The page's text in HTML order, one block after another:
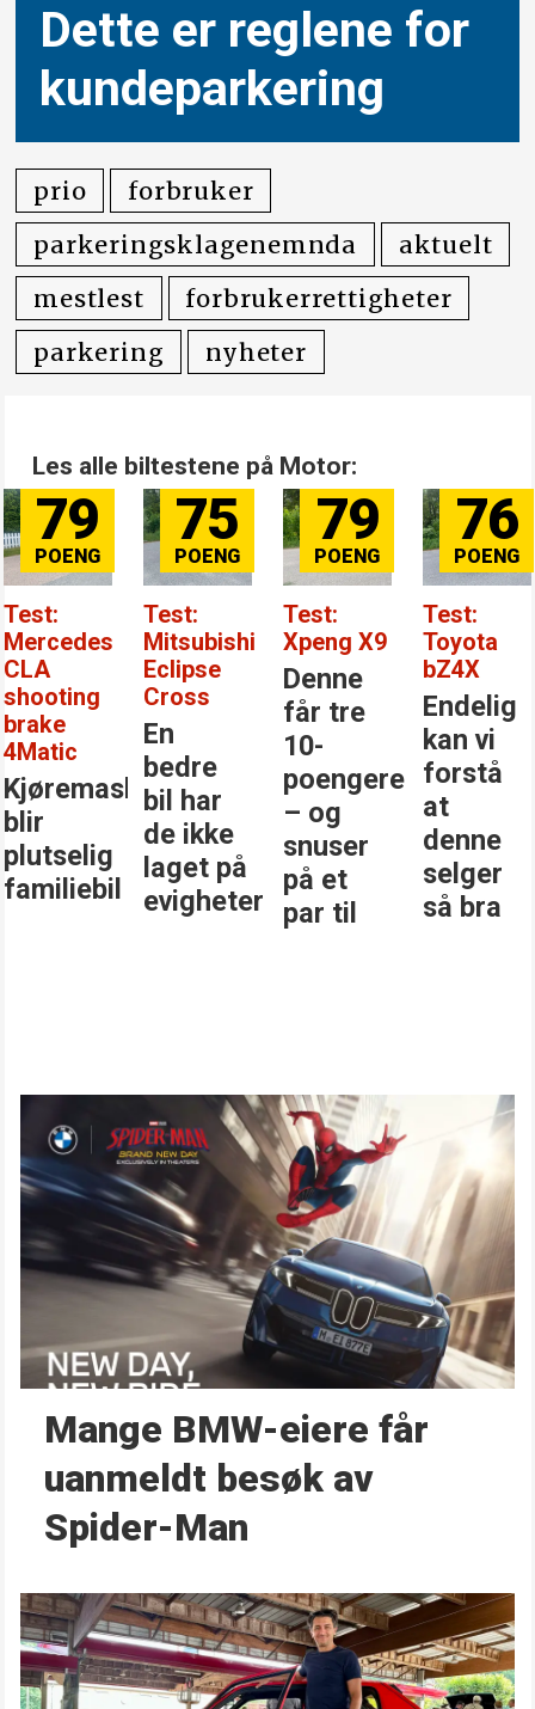
Dette er reglene for
kunde­parkering
prio
forbruker
parkeringsklagenemnda
aktuelt
mestlest
forbrukerrettigheter
parkering
nyheter
Les alle biltestene på Motor:
75
Test:
Mitsubishi
Eclipse
Cross
En
bedre
bil har
de ikke
laget på
evigheter
79
Test:
Xpeng X9
Denne
får tre
10-
poengere
– og
snuser
på et
par til
76
Test:
Toyota
bZ4X
Endelig
kan vi
forstå
at
denne
selger
så bra
84
Test:
Benz
Den
største
i
klassen
Mange BMW-eiere får
uanmeldt besøk av
Spider-Man